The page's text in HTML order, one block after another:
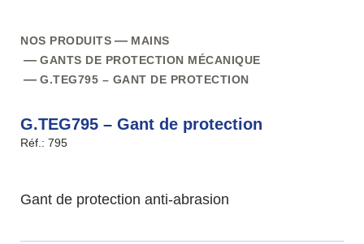
NOS PRODUITS
MAINS
GANTS DE PROTECTION MÉCANIQUE
G.TEG795 – GANT DE PROTECTION
G.TEG795 – Gant de protection
Réf.: 795
Gant de protection anti-abrasion